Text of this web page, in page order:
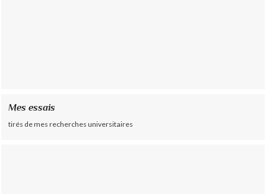
Mes essais
tirés de mes recherches universitaires